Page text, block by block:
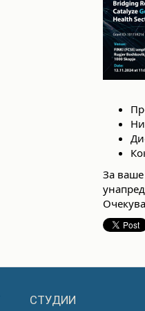
За ваше
СТУДИИ